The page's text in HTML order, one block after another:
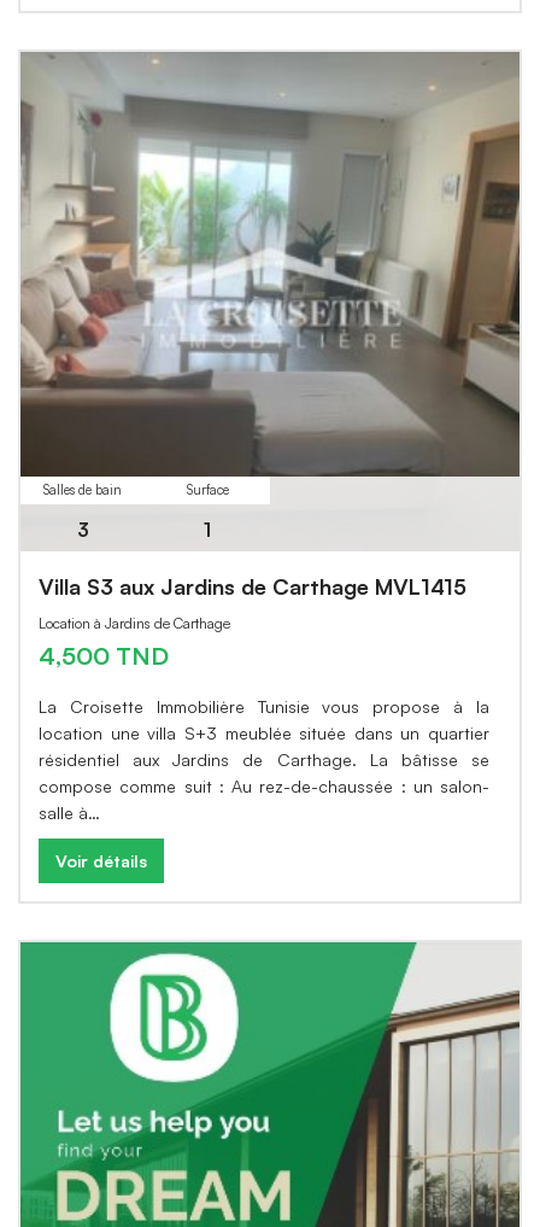
Salles de bain
3
Surface
1
Villa S3 aux Jardins de Carthage MVL1415
Location à Jardins de Carthage
4,500 TND
La Croisette Immobilière Tunisie vous propose à la
location une villa S+3 meublée située dans un quartier
résidentiel aux Jardins de Carthage. La bâtisse se
compose comme suit : Au rez-de-chaussée : un salon-
salle à…
Voir détails